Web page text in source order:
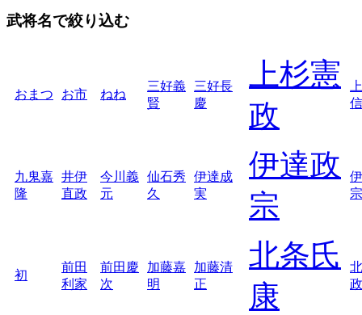
武将名で絞り込む
おまつ お市 ねね
三好義
賢
三好長
慶
上杉憲
政
信
九鬼嘉
隆
井伊
直政
今川義
元
仙石秀
久
伊達成
実
伊達政
宗
宗
初
前田
利家
前田慶
次
加藤嘉
明
加藤清
正
北条氏
康
政